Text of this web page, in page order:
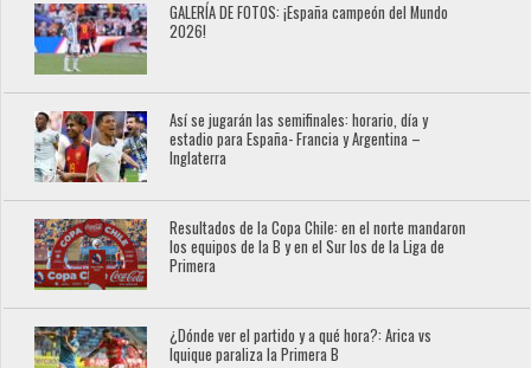
GALERÍA DE FOTOS: ¡España campeón del Mundo
2026!
Así se jugarán las semifinales: horario, día y
estadio para España- Francia y Argentina –
Inglaterra
Resultados de la Copa Chile: en el norte mandaron
los equipos de la B y en el Sur los de la Liga de
Primera
¿Dónde ver el partido y a qué hora?: Arica vs
Iquique paraliza la Primera B